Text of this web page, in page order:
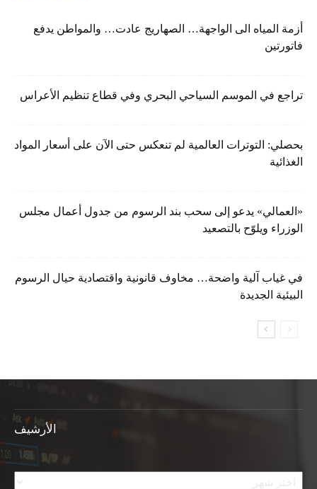
أزمة المياه الى الواجهة… الصهاريج عادت… والمواطن يدفع
فاتورتين
تراجع في الموسم السياحي البحري وفي قطاع تنظيم الأعراس
بحصلي: التوترات العالمية لم تنعكس حتى الآن على أسعار المواد
الغذائية
«العمالي» يدعو إلى سحب بند الرسوم من جدول أعمال مجلس
الوزراء ويلوّح بالتصعيد
في غياب آلية واضحة… مخاوف قانونية واقتصادية حيال الرسوم
البيئية الجديدة
الأرشيف
الأرشيف